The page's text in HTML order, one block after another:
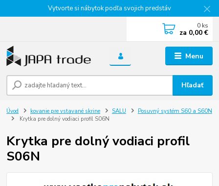
Vytvorte si nábytok podľa svojich predstáv
Menu
Hľadať
0 ks
za 0,00 €
Úvod kovanie pre vstavané skrine SALU
Posuvný systém S60 a S60N
Krytka pre dolný vodiaci profil S06N
Krytka pre dolný vodiaci profil
S06N